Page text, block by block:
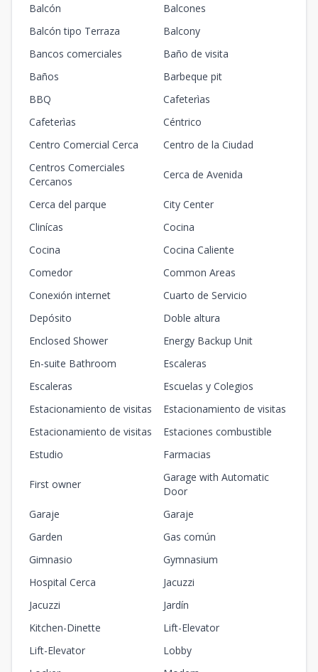
Balcón
Balcones
Balcón tipo Terraza
Balcony
Bancos comerciales
Baño de visita
Baños
Barbeque pit
BBQ
Cafeterìas
Cafeterìas
Céntrico
Centro Comercial Cerca
Centro de la Ciudad
Centros Comerciales
Cercanos
Cerca de Avenida
Cerca del parque
City Center
Clinícas
Cocina
Cocina
Cocina Caliente
Comedor
Common Areas
Conexión internet
Cuarto de Servicio
Depósito
Doble altura
Enclosed Shower
Energy Backup Unit
En-suite Bathroom
Escaleras
Escaleras
Escuelas y Colegios
Estacionamiento de visitas
Estacionamiento de visitas
Estacionamiento de visitas
Estaciones combustible
Estudio
Farmacias
First owner
Garage with Automatic
Door
Garaje
Garaje
Garden
Gas común
Gimnasio
Gymnasium
Hospital Cerca
Jacuzzi
Jacuzzi
Jardín
Kitchen-Dinette
Lift-Elevator
Lift-Elevator
Lobby